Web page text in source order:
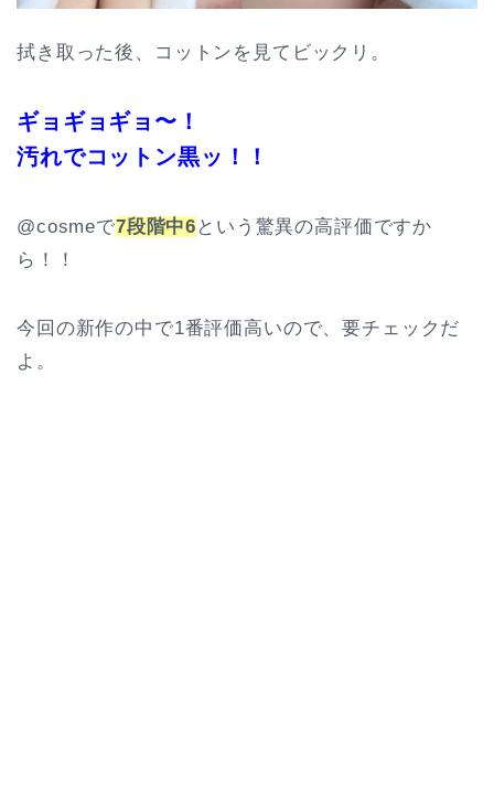
拭き取った後、コットンを見てビックリ。
ギョギョギョ〜！
汚れでコットン黒ッ！！
@cosmeで7段階中6 という驚異の高評価ですか
ら！！
今回の新作の中で1番評価高いので、要チェックだ
よ。